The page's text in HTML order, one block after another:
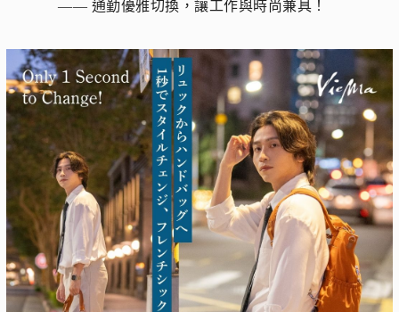
—— 通勤優雅切換，讓工作與時尚兼具！